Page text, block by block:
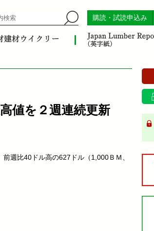
購読・試読申込み
値を２週連続更新
週比40ドル高の627ドル（1,000ＢＭ、